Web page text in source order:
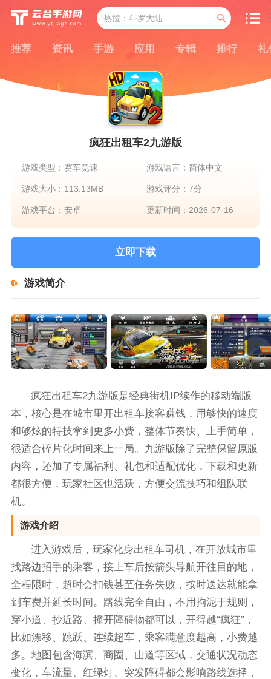
推荐 资讯 手游 应用 专辑 排行 礼
疯狂出租车2九游版
游戏类型：赛车竞速 游戏语言：简体中文
游戏大小：113.13MB 游戏评分：7分
游戏平台：安卓 更新时间：2026-07-16
立即下载
游戏简介
疯狂出租车2九游版是经典街机IP续作的移动端版
本，核心是在城市里开出租车接客赚钱，用够快的速度
和够炫的特技拿到更多小费，整体节奏快、上手简单，
很适合碎片化时间来上一局。九游版除了完整保留原版
内容，还加了专属福利、礼包和适配优化，下载和更新
都很方便，玩家社区也活跃，方便交流技巧和组队联
机。
游戏介绍
进入游戏后，玩家化身出租车司机，在开放城市里
找路边招手的乘客，接上车后按箭头导航开往目的地，
全程限时，超时会扣钱甚至任务失败，按时送达就能拿
到车费并延长时间。路线完全自由，不用拘泥于规则，
穿小道、抄近路、撞开障碍物都可以，开得越“疯狂”，
比如漂移、跳跃、连续超车，乘客满意度越高，小费越
多。地图包含海滨、商圈、山道等区域，交通状况动态
变化，车流量、红绿灯、突发障碍都会影响路线选择，